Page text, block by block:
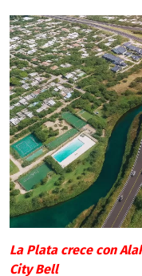
La Plata crece con
City Bell